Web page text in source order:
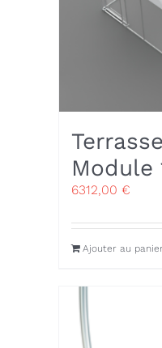
Module
6312,00 €
Ajouter au